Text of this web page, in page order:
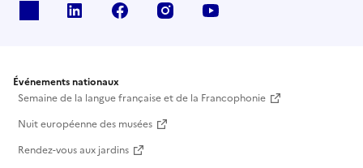
Linkedin Facebook Instagram
Événements nationaux
Semaine de la langue française et de la Francophonie
Nuit européenne des musées
Rendez-vous aux jardins